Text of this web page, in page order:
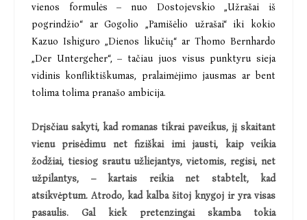
vienos formulės – nuo Dostojevskio „Užrašai iš
pogrindžio“ ar Gogolio „Pamišėlio užrašai“ iki kokio
Kazuo Ishiguro „Dienos likučių“ ar Thomo Bernhardo
„Der Untergeher“, – tačiau juos visus punktyru sieja
vidinis konfliktiškumas, pralaimėjimo jausmas ar bent
tolima tolima pranašo ambicija.
Drįsčiau sakyti, kad romanas tikrai paveikus, jį skaitant
vienu prisėdimu net fiziškai imi jausti, kaip veikia
žodžiai, tiesiog srautu užliejantys, vietomis, regisi, net
užpilantys, – kartais reikia net stabtelt, kad
atsikvėptum. Atrodo, kad kalba šitoj knygoj ir yra visas
pasaulis. Gal kiek pretenzingai skamba tokia